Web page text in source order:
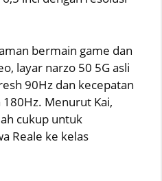
bermain game dan
layar narzo 50 5G asli
90Hz dan kecepatan
Menurut Kai,
cukup untuk
Reale ke kelas